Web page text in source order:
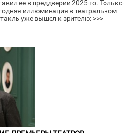
ее в преддверии 2025-го. Только-
иллюминация в театральном
уже вышел к зрителю: >>>